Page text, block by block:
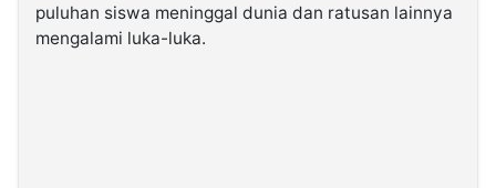
puluhan siswa meninggal dunia dan ratusan lainnya
mengalami luka-luka.